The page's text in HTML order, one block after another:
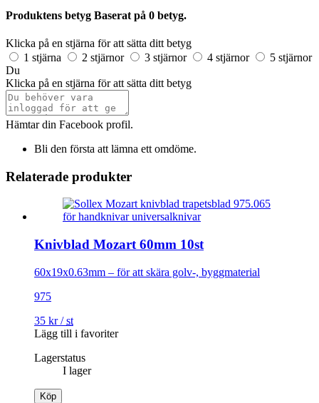
Produktens betyg Baserat på 0 betyg.
Klicka på en stjärna för att sätta ditt betyg
1 stjärna
2 stjärnor 3 stjärnor 4 stjärnor
5 stjärnor
Du
Klicka på en stjärna för att sätta ditt betyg
Hämtar din Facebook profil.
Bli den första att lämna ett omdöme.
Relaterade produkter
Knivblad Mozart 60mm 10st
60x19x0.63mm – för att skära golv-, byggmaterial
975
35 kr /st
Lägg till i favoriter
Lagerstatus
I lager
Köp